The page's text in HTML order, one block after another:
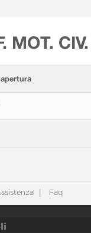
MOT.
Faq